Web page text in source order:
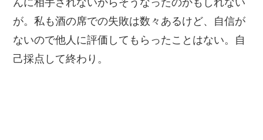
んに相手されないからそうなったのかもしれない
が。私も酒の席での失敗は数々あるけど、自信が
ないので他人に評価してもらったことはない。自
己採点して終わり。